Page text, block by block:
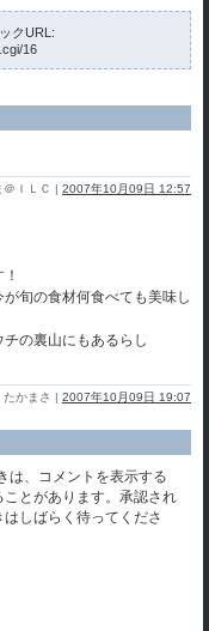
クURL:
16
＠ＩＬＣ | 2007年10月09日 12:57
旬の食材何食べても美味し
の裏山にもあるらし
たかまさ | 2007年10月09日 19:07
は、コメントを表示する
とがあります。承認され
しばらく待ってくださ